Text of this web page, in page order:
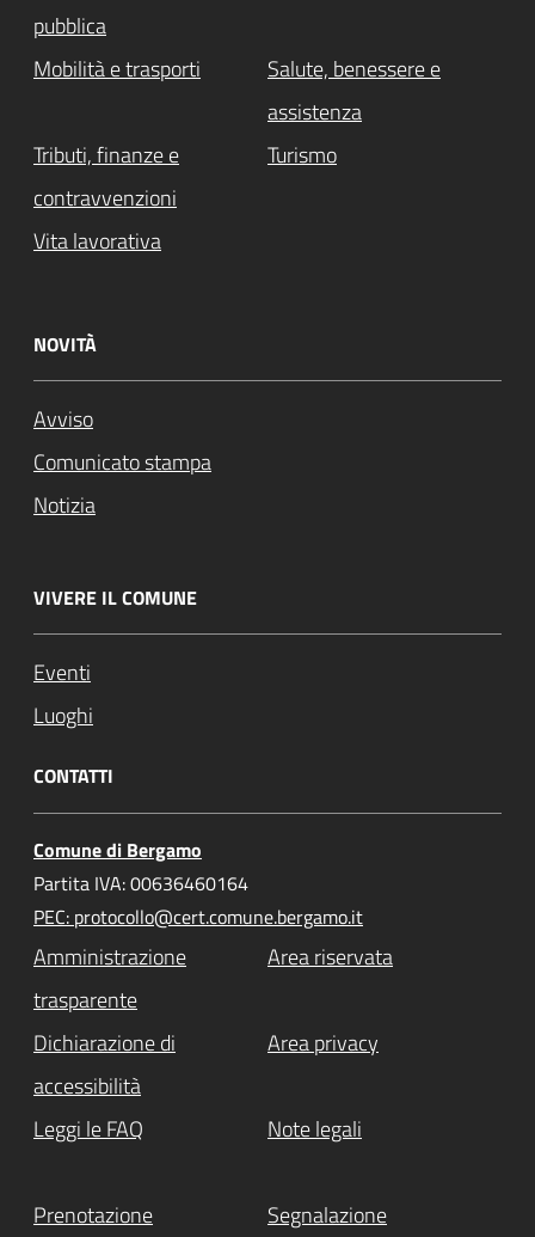
pubblica
Mobilità e trasporti
Salute, benessere e
assistenza
Tributi, finanze e
contravvenzioni
Turismo
Vita lavorativa
NOVITÀ
Avviso
Comunicato stampa
Notizia
VIVERE IL COMUNE
Eventi
Luoghi
CONTATTI
Comune di Bergamo
Partita IVA: 00636460164
PEC: protocollo@cert.comune.bergamo.it
Amministrazione
trasparente
Area riservata
Dichiarazione di
accessibilità
Area privacy
Leggi le FAQ Note legali
Prenotazione Segnalazione